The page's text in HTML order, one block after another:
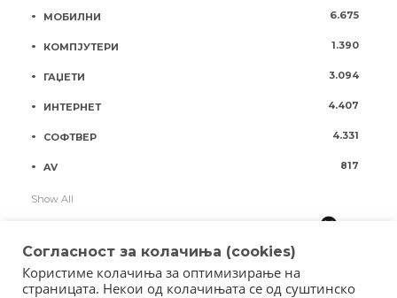
МОБИЛНИ 6.675
КОМПЈУТЕРИ 1.390
ГАЏЕТИ 3.094
ИНТЕРНЕТ 4.407
СОФТВЕР 4.331
AV 817
Show All
Согласност за колачиња (cookies)
Користиме колачиња за оптимизирање на
страницата. Некои од колачињата се од суштинско